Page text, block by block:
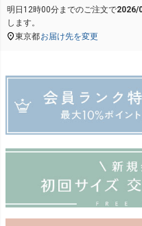
明日 12時00分までのご注文で2026/
します。
東京都お届け先を変更